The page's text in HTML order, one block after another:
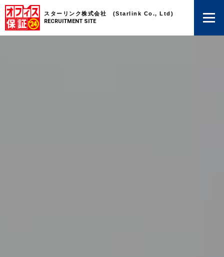
スターリンク株式会社 (Starlink Co., Ltd)
RECRUITMENT SITE